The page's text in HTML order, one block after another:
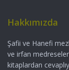
Hakkımızda
Şafii ve Hanefi
ve irfan
kitaplardan